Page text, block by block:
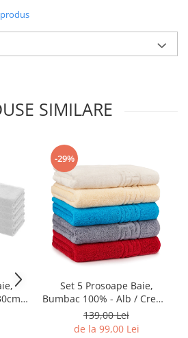
SIMILARE
-29%
Set 5 Prosoape Baie,
Bumbac 100% - Alb / Crem /
Bleu / Gri / Rosu
139,00 Lei
de la 99,00 Lei